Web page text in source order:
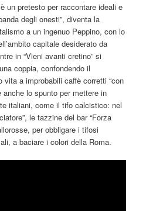
un pretesto per raccontare ideali e
degli onesti”, diventa la
a un ingenuo Peppino, con lo
capitale desiderato da
in “Vieni avanti cretino” si
coppia, confondendo il
vita a improbabili caffè corretti “con
anche lo spunto per mettere in
italiani, come il tifo calcistico: nel
le tazzine del bar “Forza
per obbligare i tifosi
a baciare i colori della Roma.